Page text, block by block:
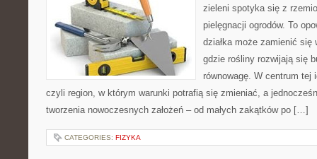
zieleni spotyka się z
pielęgnacji ogrodów. To
działka może zamienić się
gdzie rośliny rozwijają się
równowagę. W centrum
czyli region, w którym warunki potrafią się zmieniać, a
tworzenia nowoczesnych założeń – od małych zakątków po […]
CATEGORIES: FIZYKA